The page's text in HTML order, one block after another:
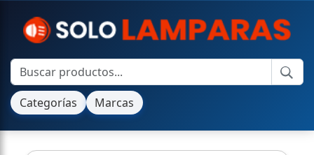
Categorías Marcas